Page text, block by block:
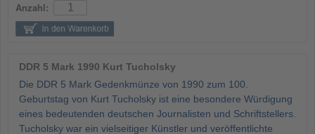
Anzahl:
DDR 5 Mark 1990 Kurt Tucholsky
Die DDR 5 Mark Gedenkmünze von 1990 zum 100.
Geburtstag von Kurt Tucholsky ist eine besondere Würdigung
eines bedeutenden deutschen Journalisten und Schriftstellers.
Tucholsky war ein vielseitiger Künstler und veröffentlichte